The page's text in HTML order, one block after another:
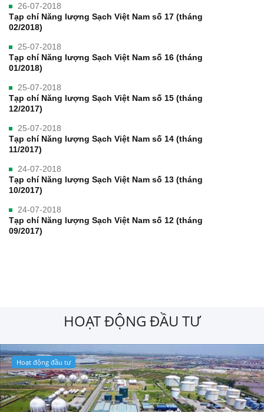
26-07-2018
Tạp chí Năng lượng Sạch Việt Nam số 17 (tháng
02/2018)
25-07-2018
Tạp chí Năng lượng Sạch Việt Nam số 16 (tháng
01/2018)
25-07-2018
Tạp chí Năng lượng Sạch Việt Nam số 15 (tháng
12/2017)
25-07-2018
Tạp chí Năng lượng Sạch Việt Nam số 14 (tháng
11/2017)
24-07-2018
Tạp chí Năng lượng Sạch Việt Nam số 13 (tháng
10/2017)
24-07-2018
Tạp chí Năng lượng Sạch Việt Nam số 12 (tháng
09/2017)
HOẠT ĐỘNG ĐẦU TƯ
Hoạt động đầu tư